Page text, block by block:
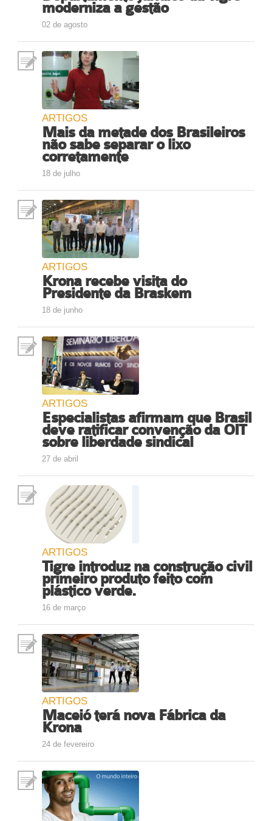
Fale Conosco
NOSSAS ASSOCIADAS
SEJA UM ASSOCIADO
VAGAS
moderniza a gestão
02 de agosto
ARTIGOS
Mais da metade dos Brasileiros
não sabe separar o lixo
corretamente
18 de julho
ARTIGOS
Krona recebe visita do
Presidente da Braskem
18 de junho
ARTIGOS
Especialistas afirmam que Brasil
deve ratificar convenção da OIT
sobre liberdade sindical
27 de abril
ARTIGOS
Tigre introduz na construção civil
primeiro produto feito com
plástico verde.
16 de março
ARTIGOS
Maceió terá nova Fábrica da
Krona
24 de fevereiro